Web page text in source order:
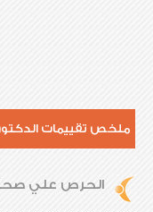
ملخص تقييمات الدكتور
الحرص علي